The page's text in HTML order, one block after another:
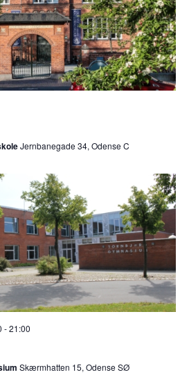
Jernbanegade 34, Odense C
-21:00
Skærmhatten 15, Odense SØ